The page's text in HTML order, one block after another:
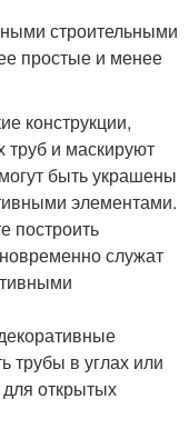
строительными
простые и менее
конструкции,
труб и маскируют
быть украшены
элементами.
построить
служат
трубы в углах или
открытых